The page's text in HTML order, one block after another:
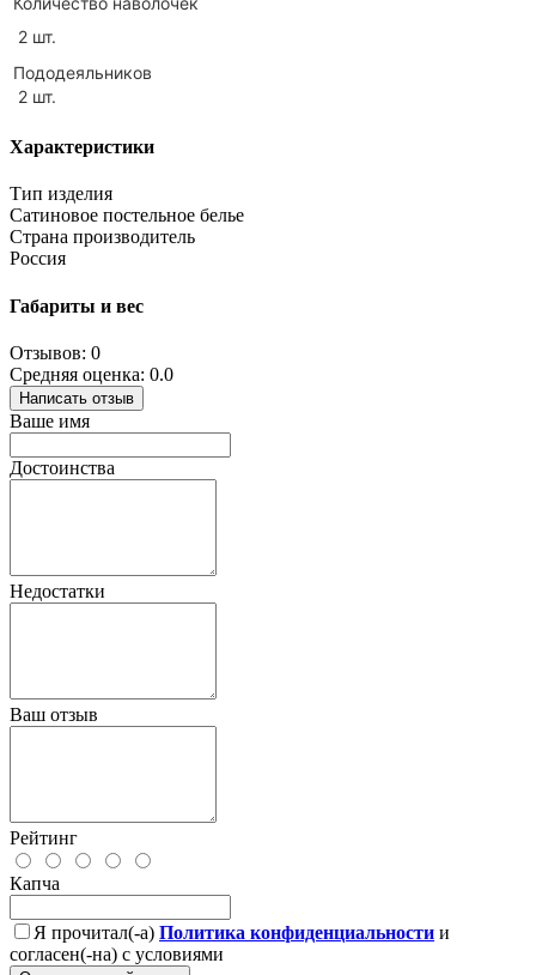
2 шт.
Пододеяльников
2 шт.
Характеристики
Тип изделия
Сатиновое постельное белье
Страна производитель
Россия
Габариты и вес
Отзывов: 0
Средняя оценка: 0.0
Написать отзыв
Ваше имя
Достоинства
Недостатки
Ваш отзыв
Рейтинг
Капча
Я прочитал(-а) Политика конфиденциальности и
согласен(-на) с условиями